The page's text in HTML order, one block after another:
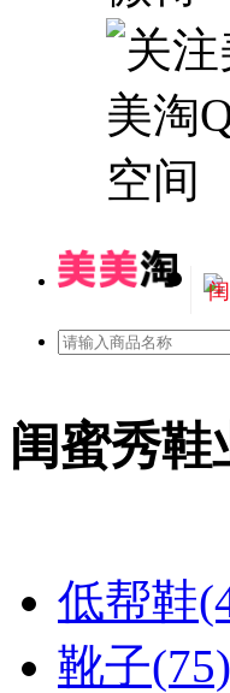
闺
闺蜜秀鞋
低帮鞋
靴子(75)